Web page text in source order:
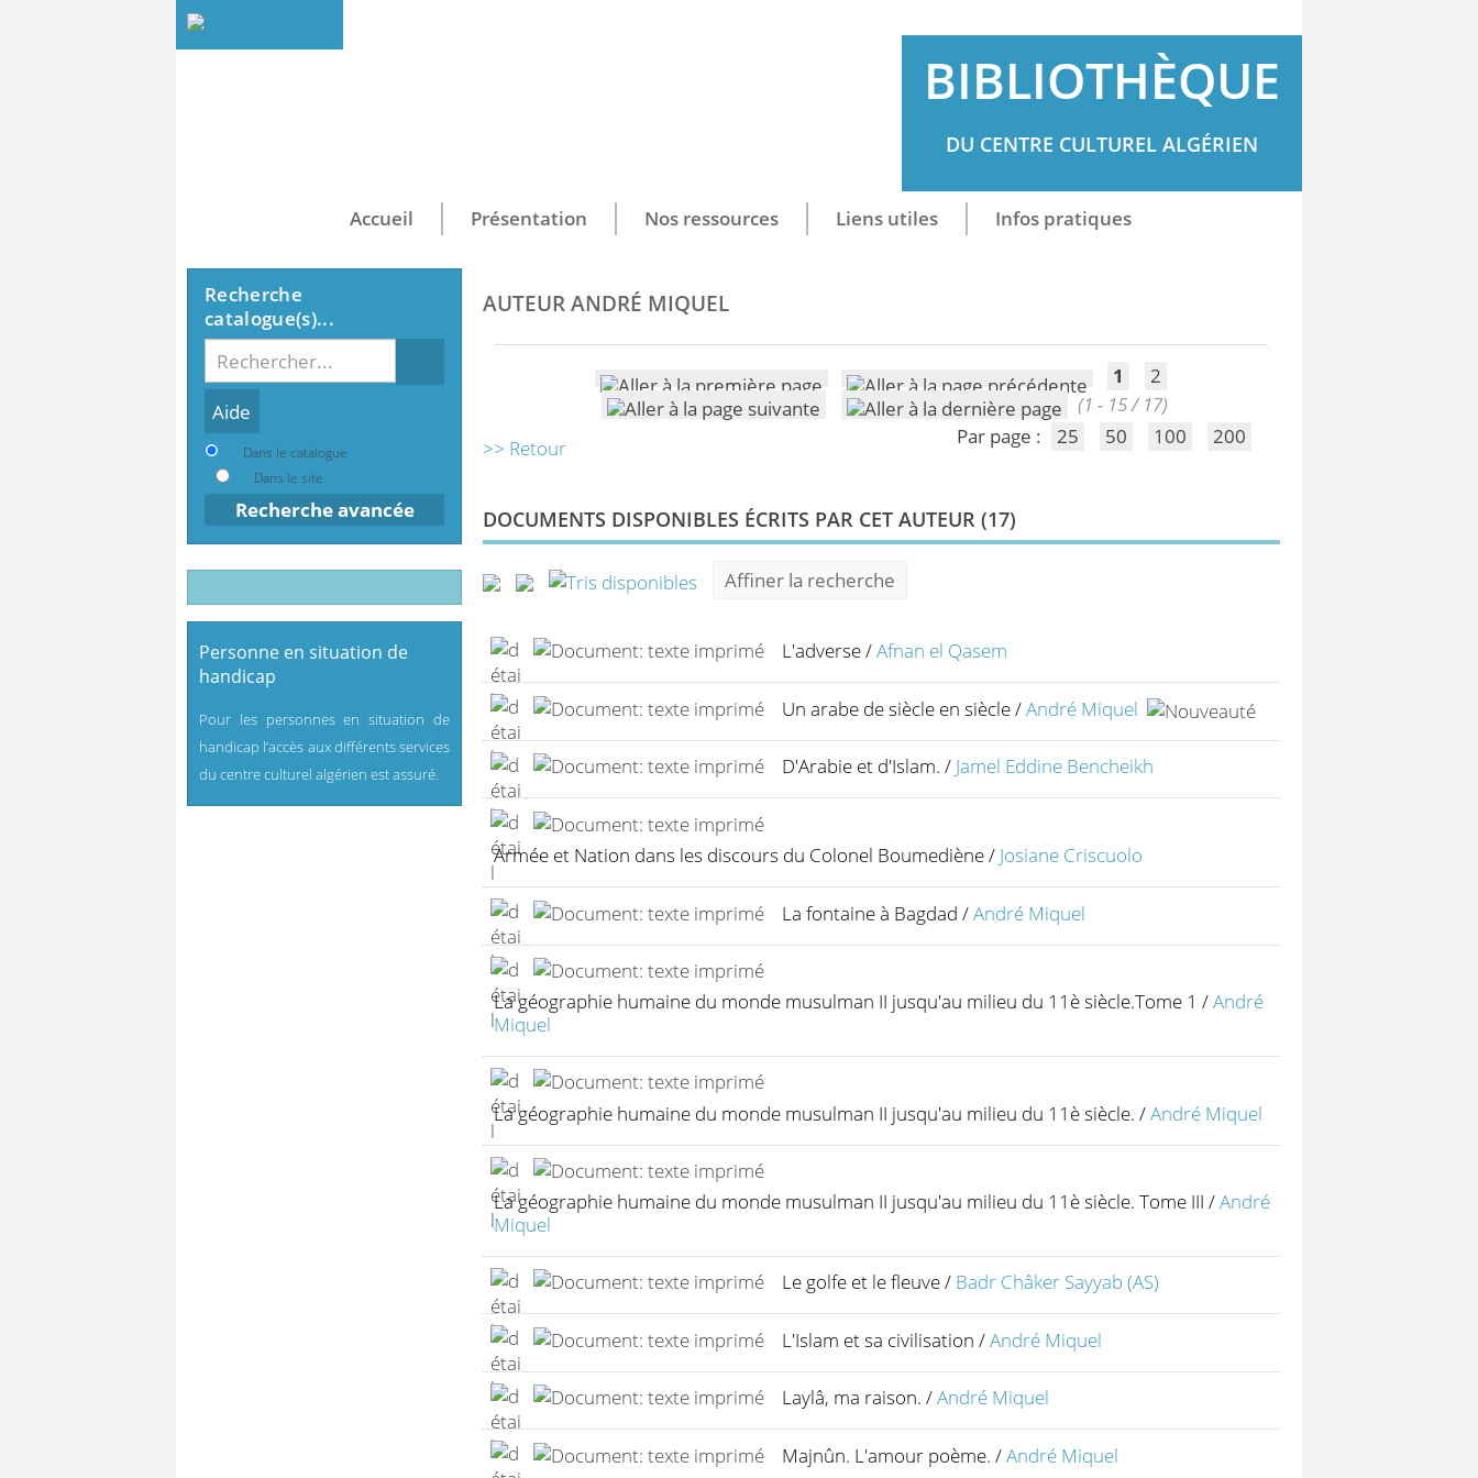
BIBLIOTHÈQUE
DU CENTRE CULTUREL ALGÉRIEN
Accueil Présentation Nos ressources Liens utiles Infos pratiques
AUTEUR ANDRÉ MIQUEL
1
2
(1 - 15 / 17)
Par page :
25 50 100 200
>> Retour
DOCUMENTS DISPONIBLES ÉCRITS PAR CET AUTEUR (17)
Affiner la recherche
L'adverse/Afnan el Qasem
Un arabe de siècle en siècle/André Miquel
D'Arabie et d'Islam. / Jamel Eddine Bencheikh
Armée et Nation dans les discours du Colonel Boumediène/ Josiane Criscuolo
La fontaine à Bagdad /André Miquel
La géographie humaine du monde musulman II jusqu'au milieu du 11è siècle.Tome 1 /André
Miquel
La géographie humaine du monde musulman II jusqu'au milieu du 11è siècle. /André Miquel
La géographie humaine du monde musulman II jusqu'au milieu du 11è siècle. Tome III /André
Miquel
Le golfe et le fleuve/ Badr Châker Sayyab (AS)
L'Islam et sa civilisation /André Miquel
Laylâ, ma raison. /André Miquel
Majnûn. L'amour poème. /André Miquel
Recherche
catalogue(s)...
Dans le catalogue
Dans le site
Recherche avancée
Personne en situation de
handicap
Pour les personnes en situation de
handicap l’accès aux différents services
du centre culturel algérien est assuré.